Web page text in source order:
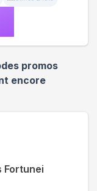
promos
encore
Fortunei